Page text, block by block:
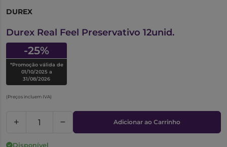
DUREX
Durex Real Feel Preservativo 12unid.
-25%
*Promoção válida de
01/10/2025 a
31/08/2026
(Preços incluem IVA)
Adicionar ao Carrinho
Disponível